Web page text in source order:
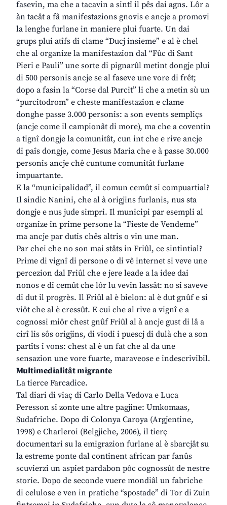
fasevin, ma che a tacavin a sintî il pês dai agns. Lôr a
àn tacât a fâ manifestazions gnovis e ancje a promovi
la lenghe furlane in maniere plui fuarte. Un dai
grups plui atîfs di clame “Ducj insieme” e al è chel
che al organize la manifestazion dal “Fûc di Sant
Pieri e Pauli” une sorte di pignarûl metint dongje plui
di 500 personis ancje se al faseve une vore di frêt;
dopo a fasin la “Corse dal Purcit” li che a metin sù un
“purcitodrom” e cheste manifestazion e clame
donghe passe 3.000 personis: a son events sempliçs
(ancje come il campionât di more), ma che a coventin
a tignî dongje la comunitât, cun int che e rive ancje
di paîs dongje, come Jesus Maria che e à passe 30.000
personis ancje chê cuntune comunitât furlane
impuartante.
E la “municipalidad”, il comun cemût si compuartial?
Il sindic Nanini, che al à origjins furlanis, nus sta
dongje e nus jude simpri. Il municipi par esempli al
organize in prime persone la “Fieste de Vendeme”
ma ancje par dutis chês altris o vin une man.
Par chei che no son mai stâts in Friûl, ce sintintial?
Prime di vignî di persone o di vê internet si veve une
percezion dal Friûl che e jere leade a la idee dai
nonos e di cemût che lôr lu vevin lassât: no si saveve
di dut il progrès. Il Friûl al è bielon: al è dut gnûf e si
viôt che al è cressût. E cui che al rive a vignî e a
cognossi miôr chest gnûf Friûl al à ancje gust di lâ a
cirî lis sôs origjins, di viodi i puescj di dulà che a son
partîts i vons: chest al è un fat che al da une
sensazion une vore fuarte, maraveose e indescrivibil.
Multimedialitât migrante
La tierce Farcadice.
Tal diari di viaç di Carlo Della Vedova e Luca
Peresson si zonte une altre pagjine: Umkomaas,
Sudafriche. Dopo di Colonya Caroya (Argjentine,
1998) e Charleroi (Belgjiche, 2006), il tierç
documentari su la emigrazion furlane al è sbarcjât su
la estreme ponte dal continent african par fanûs
scuvierzi un aspiet pardabon pôc cognossût de nestre
storie. Dopo de seconde vuere mondiâl un fabriche
di celulose e ven in pratiche “spostade” di Tor di Zuin